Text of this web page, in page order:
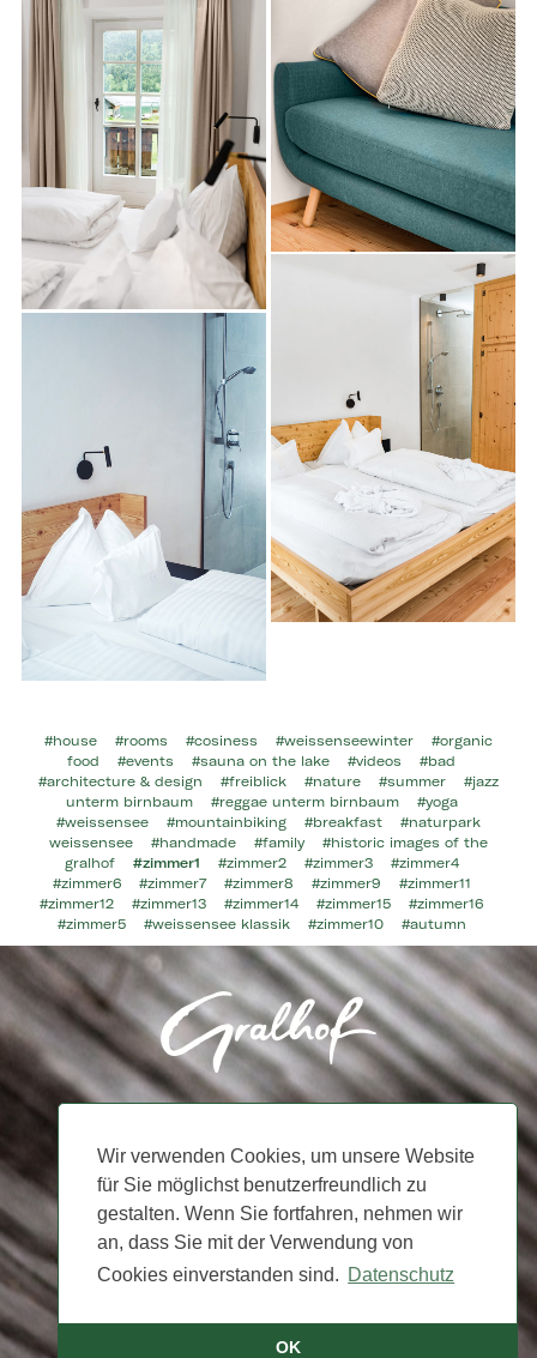
Wir verwenden Cookies, um unsere Website
für Sie möglichst benutzerfreundlich zu
gestalten. Wenn Sie fortfahren, nehmen wir
an, dass Sie mit der Verwendung von
Cookies einverstanden sind. Datenschutz
OK
#house #rooms #cosiness #weissenseewinter
#organic
food
#events #sauna on the lake #videos
#bad
#architecture & design
#freiblick #nature #summer
#jazz
unterm birnbaum
#reggae unterm birnbaum
#yoga
#weissensee
#mountainbiking #breakfast
#naturpark
weissensee
#handmade #family
#historic images of the
gralhof
#zimmer1 #zimmer2 #zimmer3
#zimmer4
#zimmer6
#zimmer7 #zimmer8 #zimmer9
#zimmer11
#zimmer12
#zimmer13 #zimmer14 #zimmer15
#zimmer16
#zimmer5
#weissensee klassik #zimmer10 #autumn
Tel. +43 4713 /2213
Imprint|Data Policy